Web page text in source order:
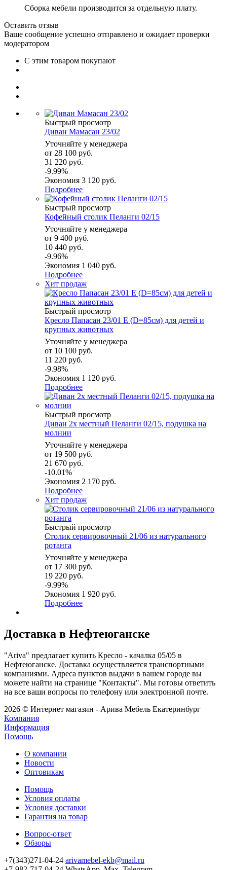
Сборка мебели производится за отдельную плату.
Оставить отзыв
Ваше сообщение успешно отправлено и ожидает проверки
модератором
С этим товаром покупают
Быстрый просмотр
Диван Мамасан 23/02
Уточняйте у менеджера
от 28 100 руб.
31 220 руб.
-9.99%
Экономия 3 120 руб.
Подробнее
Быстрый просмотр
Кофейный столик Пеланги 02/15
Уточняйте у менеджера
от 9 400 руб.
10 440 руб.
-9.96%
Экономия 1 040 руб.
Подробнее
Хит продаж
Быстрый просмотр
Кресло Папасан 23/01 E (D=85см) для детей и
крупных животных
Уточняйте у менеджера
от 10 100 руб.
11 220 руб.
-9.98%
Экономия 1 120 руб.
Подробнее
Быстрый просмотр
Диван 2х местный Пеланги 02/15, подушка на
молнии
Уточняйте у менеджера
от 19 500 руб.
21 670 руб.
-10.01%
Экономия 2 170 руб.
Подробнее
Хит продаж
Быстрый просмотр
Столик сервировочный 21/06 из натурального
ротанга
Уточняйте у менеджера
от 17 300 руб.
19 220 руб.
-9.99%
Экономия 1 920 руб.
Подробнее
Доставка в Нефтеюганске
"Ariva" предлагает купить Кресло - качалка 05/05 в
Нефтеюганске. Доставка осуществляется транспортными
компаниями. Адреса пунктов выдачи в вашем городе вы
можете найти на странице "Контакты". Мы готовы ответить
на все ваши вопросы по телефону или электронной почте.
2026 © Интернет магазин - Арива Мебель Екатеринбург
Компания
Информация
Помощь
О компании
Новости
Оптовикам
Помощь
Условия оплаты
Условия доставки
Гарантия на товар
Вопрос-ответ
Обзоры
+7(343)271-04-24 arivamebel-ekb@mail.ru